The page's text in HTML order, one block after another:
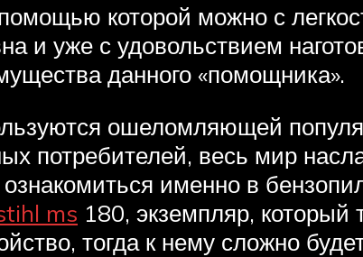
которой можно с
и уже с удовольствием
данного «помощника».
ошеломляющей
потребителей, весь мир
именно в
ms 180, экземпляр, который
тогда к нему сложно